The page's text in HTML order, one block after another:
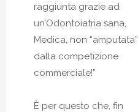
raggiunta grazie ad
un’Odontoiatria sana,
Medica, non “amputata”
dalla competizione
commerciale!”
È per questo che, fin